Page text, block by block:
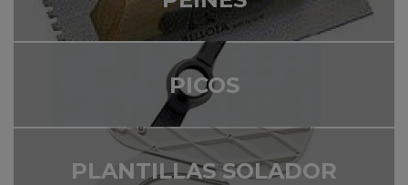
PICOS
PLANTILLAS SOLADOR